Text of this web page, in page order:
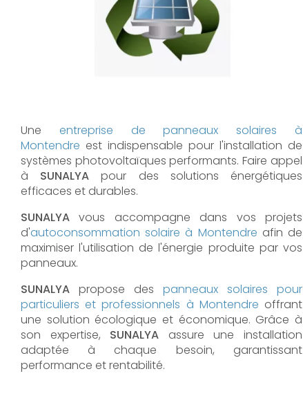
Une entreprise de panneaux solaires à
Montendre est indispensable pour l'installation de
systèmes photovoltaïques performants. Faire appel
à SUNALYA pour des solutions énergétiques
efficaces et durables.
SUNALYA vous accompagne dans vos projets
d'autoconsommation solaire à Montendre afin de
maximiser l'utilisation de l'énergie produite par vos
panneaux.
SUNALYA propose des panneaux solaires pour
particuliers et professionnels à Montendre offrant
une solution écologique et économique. Grâce à
son expertise, SUNALYA assure une installation
adaptée à chaque besoin, garantissant
performance et rentabilité.